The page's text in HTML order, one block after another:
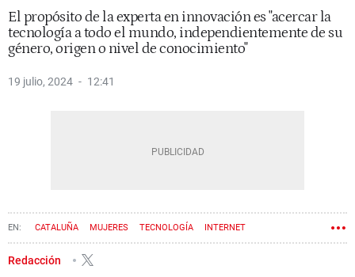
El propósito de la experta en innovación es "acercar la
tecnología a todo el mundo, independientemente de su
género, origen o nivel de conocimiento"
19 julio, 2024 12:41
CATALUÑA MUJERES TECNOLOGÍA INTERNET
Redacción